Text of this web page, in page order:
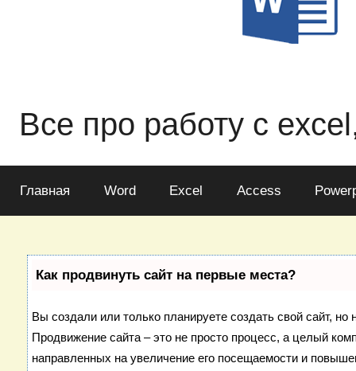
Все про работу с
Главная Word Excel Access
Как продвинуть сайт на первые места?
Вы создали или только планируете создать свой сайт, но
Продвижение сайта – это не просто процесс, а целый
направленных на увеличение его посещаемости и